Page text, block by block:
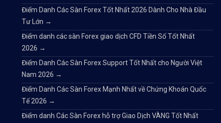
Điểm Danh Các Sàn Forex Tốt Nhất 2026 Dành Cho Nhà Đầu
Tư Lớn →
Điểm danh các sàn Forex giao dịch CFD Tiền Số Tốt Nhất
2026 →
Điểm Danh Các Sàn Forex Support Tốt Nhất cho Người Việt
Nam 2026 →
Điểm Danh Các Sàn Forex Mạnh Nhất về Chứng Khoán Quốc
Tế 2026 →
Điểm danh Các Sàn Forex hỗ trợ Giao Dịch VÀNG Tốt Nhất